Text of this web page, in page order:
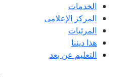
الخدمات
المركز الإعلامى
المرئيات
هذا ديننا
التعليم عن بعد